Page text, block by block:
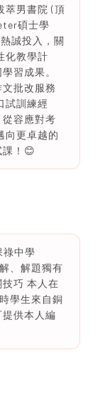
萃男書院 (頂
碩士學
誠投入，關
化教學計
習成果。
批改服務
試訓練經
容應對考
向更卓越的
！😊
祿中學
、解題獨有
巧 本人在
學生來自銅
供本人編